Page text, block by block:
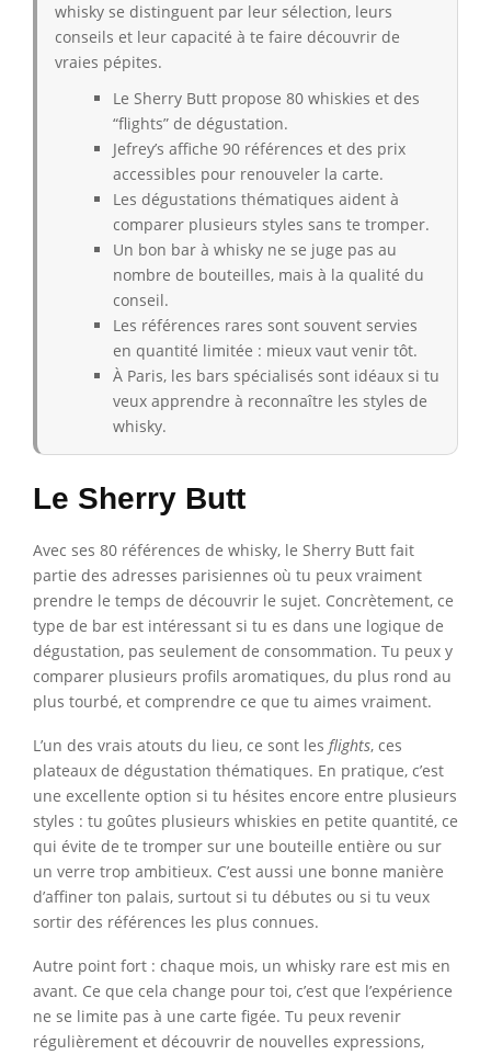
whisky se distinguent par leur sélection, leurs
conseils et leur capacité à te faire découvrir de
vraies pépites.
Le Sherry Butt propose 80 whiskies et des
“flights” de dégustation.
Jefrey’s affiche 90 références et des prix
accessibles pour renouveler la carte.
Les dégustations thématiques aident à
comparer plusieurs styles sans te tromper.
Un bon bar à whisky ne se juge pas au
nombre de bouteilles, mais à la qualité du
conseil.
Les références rares sont souvent servies
en quantité limitée : mieux vaut venir tôt.
À Paris, les bars spécialisés sont idéaux si tu
veux apprendre à reconnaître les styles de
whisky.
Le Sherry Butt
Avec ses 80 références de whisky, le Sherry Butt fait
partie des adresses parisiennes où tu peux vraiment
prendre le temps de découvrir le sujet. Concrètement, ce
type de bar est intéressant si tu es dans une logique de
dégustation, pas seulement de consommation. Tu peux y
comparer plusieurs profils aromatiques, du plus rond au
plus tourbé, et comprendre ce que tu aimes vraiment.
L’un des vrais atouts du lieu, ce sont les flights, ces
plateaux de dégustation thématiques. En pratique, c’est
une excellente option si tu hésites encore entre plusieurs
styles : tu goûtes plusieurs whiskies en petite quantité, ce
qui évite de te tromper sur une bouteille entière ou sur
un verre trop ambitieux. C’est aussi une bonne manière
d’affiner ton palais, surtout si tu débutes ou si tu veux
sortir des références les plus connues.
Autre point fort : chaque mois, un whisky rare est mis en
avant. Ce que cela change pour toi, c’est que l’expérience
ne se limite pas à une carte figée. Tu peux revenir
régulièrement et découvrir de nouvelles expressions,